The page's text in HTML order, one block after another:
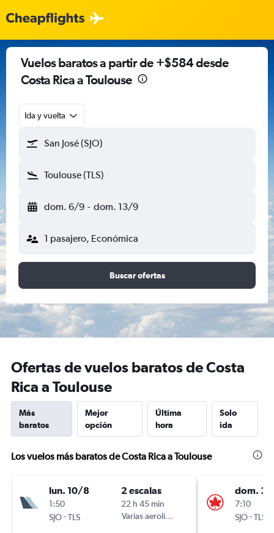
Vuelos baratos a partir de +$584 desde
Costa Rica a Toulouse
Ida y vuelta
San José (SJO)
Toulouse (TLS)
dom. 6/9 - dom. 13/9
1 pasajero, Económica
Buscar ofertas
Ofertas de vuelos baratos de Costa
Rica a Toulouse
Más
baratos
Mejor
opción
Última
hora
Solo
ida
Los vuelos más baratos de Costa Rica a Toulouse
lun. 10/8
1:50
SJO-TLS
2 escalas
22 h 45 min
Varias aerolíneas
dom.
7:10
SJO-TLS